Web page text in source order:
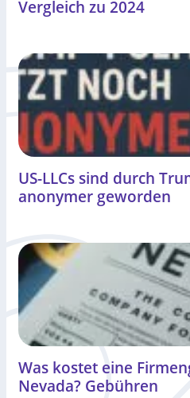
Vergleich zu 2024
US-LLCs sind durch
anonymer geworden
Was kostet eine
Nevada? Gebühren